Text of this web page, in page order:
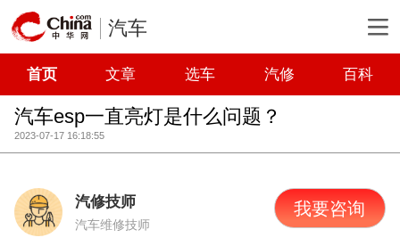
汽车
首页 文章 选车 汽修 百科
汽车esp一直亮灯是什么问题？
2023-07-17 16:18:55
汽修技师
汽车维修技师
我要咨询